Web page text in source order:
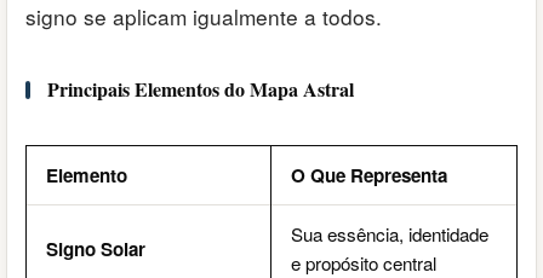
signo se aplicam igualmente a todos.
Principais Elementos do Mapa Astral
Elemento O Que Representa
Signo Solar
Sua essência, identidade
e propósito central